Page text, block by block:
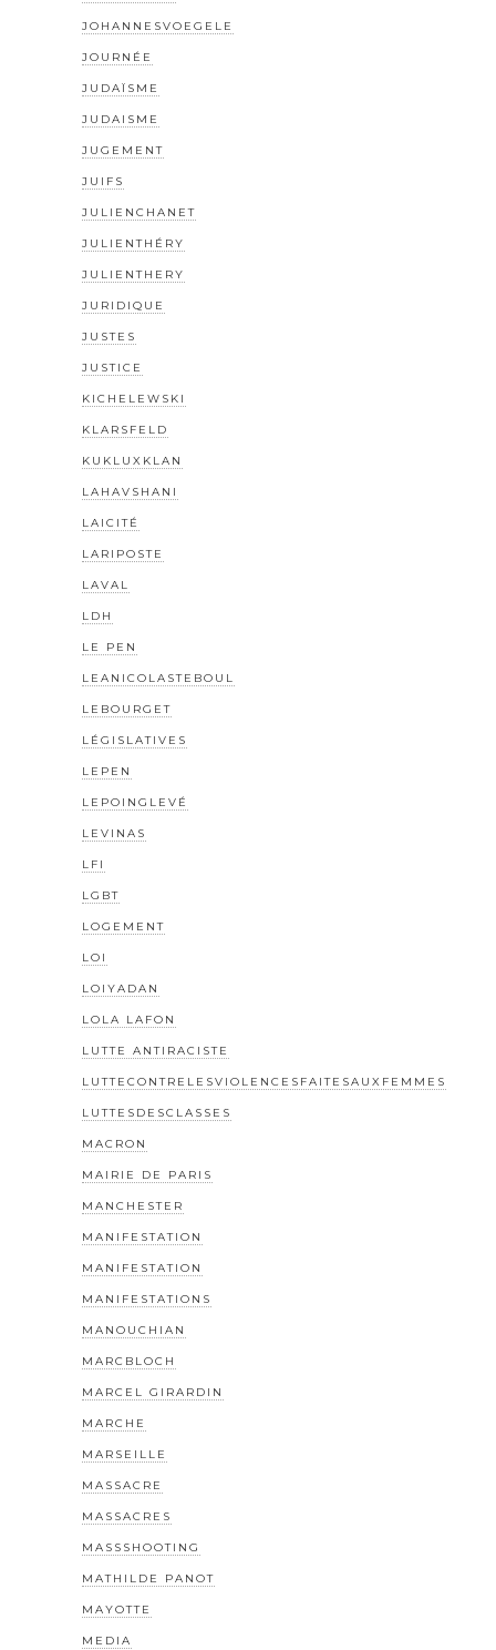
JOHANNESVOEGELE
JOURNÉE
JUDAÏSME
JUDAISME
JUGEMENT
JUIFS
JULIENCHANET
JULIENTHÉRY
JULIENTHERY
JURIDIQUE
JUSTES
JUSTICE
KICHELEWSKI
KLARSFELD
KUKLUXKLAN
LAHAVSHANI
LAICITÉ
LARIPOSTE
LAVAL
LDH
LE PEN
LEANICOLASTEBOUL
LEBOURGET
LÉGISLATIVES
LEPEN
LEPOINGLEVÉ
LEVINAS
LFI
LGBT
LOGEMENT
LOI
LOIYADAN
LOLA LAFON
LUTTE ANTIRACISTE
LUTTECONTRELESVIOLENCESFAITESAUXFEMMES
LUTTESDESCLASSES
MACRON
MAIRIE DE PARIS
MANCHESTER
MANIFESTATION
MANIFESTATION
MANIFESTATIONS
MANOUCHIAN
MARCBLOCH
MARCEL GIRARDIN
MARCHE
MARSEILLE
MASSACRE
MASSACRES
MASSSHOOTING
MATHILDE PANOT
MAYOTTE
MEDIA